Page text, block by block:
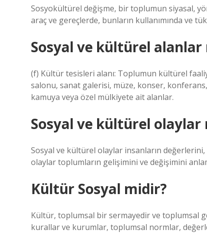
Sosyokültürel değişme, bir toplumun siyasal,
araç ve gereçlerde, bunların kullanımında ve
Sosyal ve kültürel alanlar
(f) Kültür tesisleri alanı: Toplumun kültürel
salonu, sanat galerisi, müze, konser,
kamuya veya özel mülkiyete ait alanlar.
Sosyal ve kültürel olaylar
Sosyal ve kültürel olaylar insanların değerlerini,
olaylar toplumların gelişimini ve değişimini
Kültür Sosyal midir?
Kültür, toplumsal bir sermayedir ve toplumsal
kurallar ve kurumlar, toplumsal normlar,